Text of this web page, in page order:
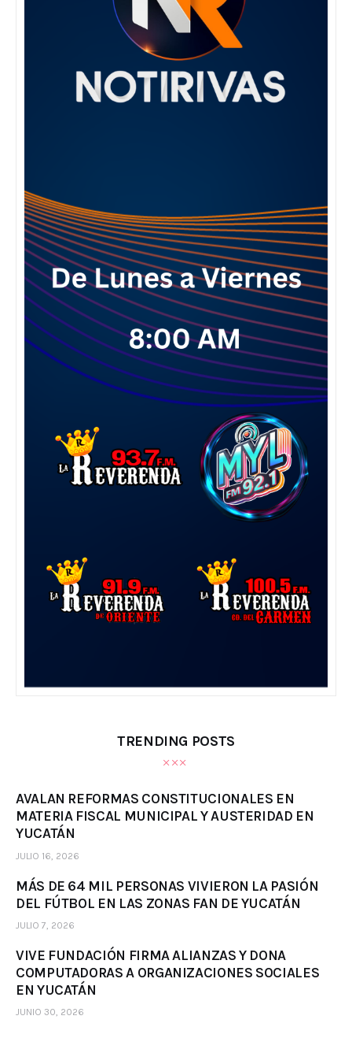
TRENDING POSTS
AVALAN REFORMAS CONSTITUCIONALES EN
MATERIA FISCAL MUNICIPAL Y AUSTERIDAD EN
YUCATÁN
JULIO 16, 2026
MÁS DE 64 MIL PERSONAS VIVIERON LA PASIÓN
DEL FÚTBOL EN LAS ZONAS FAN DE YUCATÁN
JULIO 7, 2026
VIVE FUNDACIÓN FIRMA ALIANZAS Y DONA
COMPUTADORAS A ORGANIZACIONES SOCIALES
EN YUCATÁN
JUNIO 30, 2026